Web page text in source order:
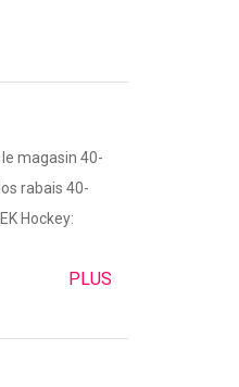
magasin 40-
rabais 40-
Hockey:
PLUS